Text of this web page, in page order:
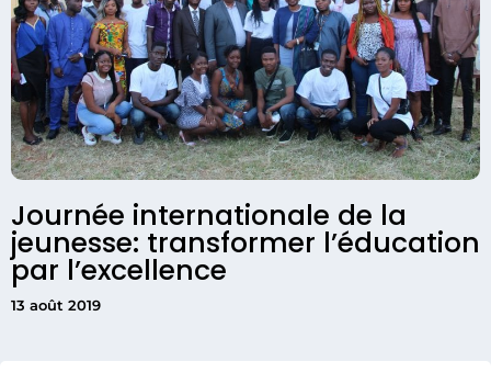
Journée internationale de la
jeunesse: transformer l’éducation
par l’excellence
13 août 2019